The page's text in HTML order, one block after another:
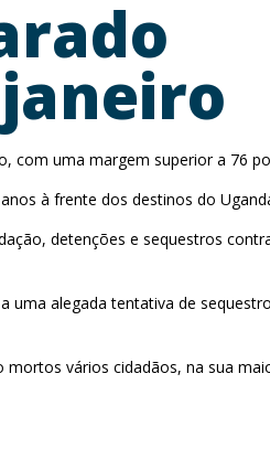
com uma margem superior a 76
à frente dos destinos do
detenções e sequestros
uma alegada tentativa de
vários cidadãos, na sua